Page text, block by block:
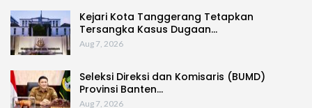
Kejari Kota Tanggerang Tetapkan
Tersangka Kasus Dugaan…
Aug 7, 2026
Seleksi Direksi dan Komisaris (BUMD)
Provinsi Banten…
Aug 7, 2026